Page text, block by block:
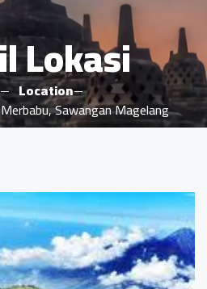
Lokasi
Location
Sawangan Magelang